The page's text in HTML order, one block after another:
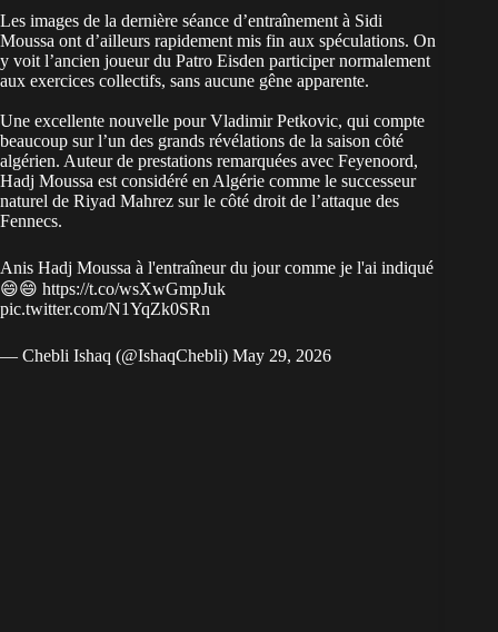
Les images de la dernière séance d’entraînement à Sidi
Moussa ont d’ailleurs rapidement mis fin aux spéculations. On
y voit l’ancien joueur du Patro Eisden participer normalement
aux exercices collectifs, sans aucune gêne apparente.
Une excellente nouvelle pour Vladimir Petkovic, qui compte
beaucoup sur l’un des grands révélations de la saison côté
algérien. Auteur de prestations remarquées avec Feyenoord,
Hadj Moussa est considéré en Algérie comme le successeur
naturel de Riyad Mahrez sur le côté droit de l’attaque des
Fennecs.
Anis Hadj Moussa à l'entraîneur du jour comme je l'ai indiqué
😄😄 https://t.co/wsXwGmpJuk
pic.twitter.com/N1YqZk0SRn
— Chebli Ishaq (@IshaqChebli) May 29, 2026